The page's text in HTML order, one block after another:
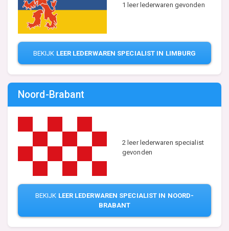
1 leer lederwaren gevonden
BEKIJK LEER LEDERWAREN SPECIALIST IN LIMBURG
Noord-Brabant
2 leer lederwaren specialist
gevonden
BEKIJK LEER LEDERWAREN SPECIALIST IN NOORD-
BRABANT